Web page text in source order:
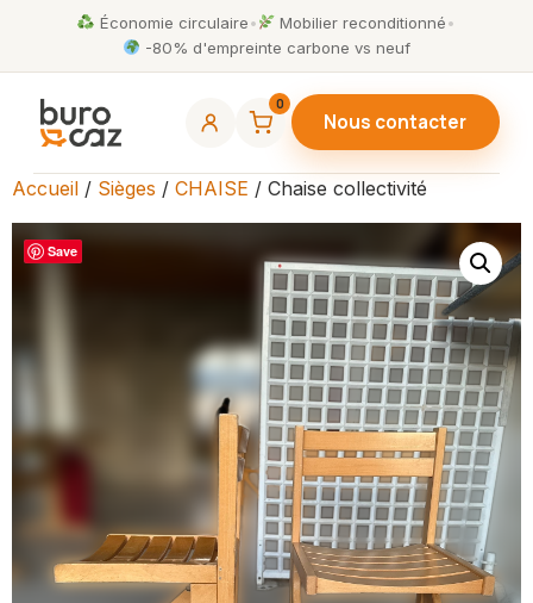
Économie circulaire• Mobilier reconditionné•
-80% d'empreinte carbone vs neuf
0
Nous contacter
Accueil / Sièges / CHAISE / Chaise collectivité
Save